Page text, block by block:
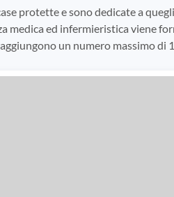
protette e sono dedicate a
medica ed infermieristica viene
un numero massimo